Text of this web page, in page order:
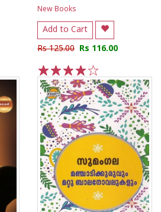
New Books
Add to Cart
Rs 125.00 Rs 116.00
5
4
3
2
1